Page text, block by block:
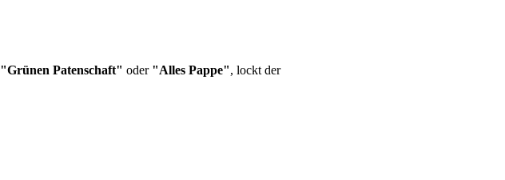
"Grünen Patenschaft" oder "Alles Pappe", lockt der